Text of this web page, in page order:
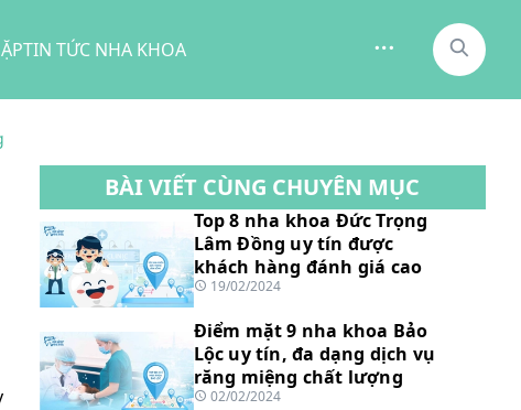
TIN TỨC NHA KHOA
BÀI VIẾT CÙNG CHUYÊN MỤC
Top 8 nha khoa Đức Trọng
Lâm Đồng uy tín được
khách hàng đánh giá cao
19/02/2024
Điểm mặt 9 nha khoa Bảo
Lộc uy tín, đa dạng dịch vụ
răng miệng chất lượng
02/02/2024